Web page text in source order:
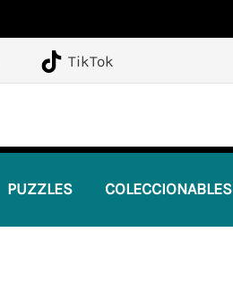
TikTok
PUZZLES COLECCIONABLES